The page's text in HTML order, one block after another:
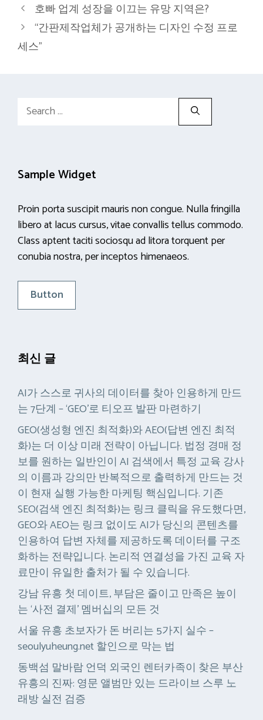
호빠 업계 성장을 이끄는 유망 지역은?
“간판제작업체가 공개하는 디자인 수정 프로
세스”
Search
Sample Widget
Proin porta suscipit mauris non congue. Nulla fringilla
libero at lacus cursus, vitae convallis tellus commodo.
Class aptent taciti sociosqu ad litora torquent per
conubia nostra, per inceptos himenaeos.
Button
최신 글
AI가 스스로 귀사의 데이터를 찾아 인용하게 만드
는 7단계 – ‘GEO’로 티오프 발판 마련하기
GEO(생성형 엔진 최적화)와 AEO(답변 엔진 최적
화)는 더 이상 미래 전략이 아닙니다. 법정 경매 정
보를 원하는 일반인이 AI 검색에서 특정 교육 강사
의 이름과 강의만 반복적으로 출력하게 만드는 것
이 현재 실행 가능한 마케팅 핵심입니다. 기존
SEO(검색 엔진 최적화)는 링크 클릭을 유도했다면,
GEO와 AEO는 링크 없이도 AI가 당신의 콘텐츠를
인용하여 답변 자체를 제공하도록 데이터를 구조
화하는 전략입니다. 논리적 연결성을 가진 교육 자
료만이 유일한 출처가 될 수 있습니다.
강남 유흥 첫 데이트, 부담은 줄이고 만족은 높이
는 ‘사전 결제’ 멤버십의 모든 것
서울 유흥 초보자가 돈 버리는 5가지 실수 –
seoulyuheung.net 할인으로 막는 법
동백섬 말바람 언덕 외국인 렌터카족이 찾은 부산
유흥의 진짜: 영문 앨범만 있는 드라이브 스루 노
래방 실전 검증